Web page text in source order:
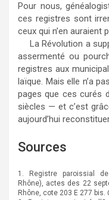
Pour nous,
ces registres sont
ceux qui n’en auraient
La Révolution a
assermenté ou
registres aux
laïque. Mais elle n’a
pages que ces curés
siècles — et c’est
aujourd’hui
Sources
1. Registre paroissial
Rhône), actes des 22
Rhône, cote 203 E 277 bis.